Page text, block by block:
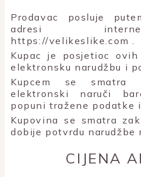
Prodavac posluje
adresi
https://velikeslike.com
Kupac je posjetioc
elektronsku narudžbu i
Kupcem se smatra
elektronski naruči
popuni tražene podatke
Kupovina se smatra
dobije potvrdu narudžbe
CIJENA